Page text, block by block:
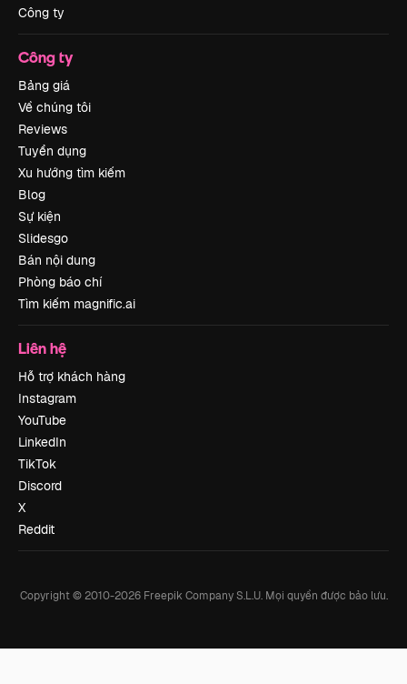
Công ty
Công ty
Bảng giá
Về chúng tôi
Reviews
Tuyển dụng
Xu hướng tìm kiếm
Blog
Sự kiện
Slidesgo
Bán nội dung
Phòng báo chí
Tìm kiếm magnific.ai
Liên hệ
Hỗ trợ khách hàng
Instagram
YouTube
LinkedIn
TikTok
Discord
X
Reddit
Copyright © 2010-2026Freepik Company S.L.U. Mọi quyền được bảo lưu.